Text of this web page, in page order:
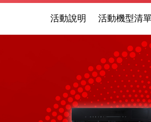
活動說明 活動機型清